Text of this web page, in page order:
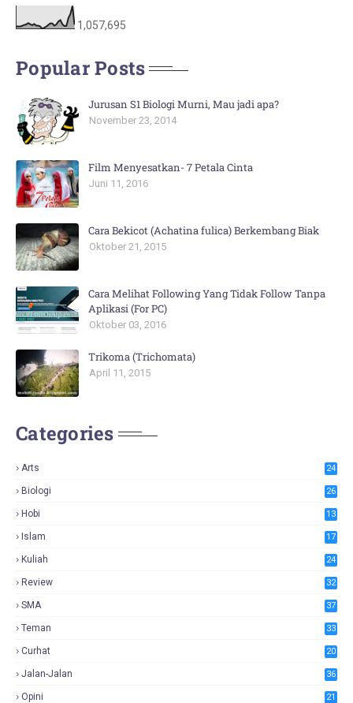
1,057,695
Popular Posts
Jurusan S1 Biologi Murni, Mau jadi apa?
November 23, 2014
Film Menyesatkan- 7 Petala Cinta
Juni 11, 2016
Cara Bekicot (Achatina fulica) Berkembang Biak
Oktober 21, 2015
Cara Melihat Following Yang Tidak Follow Tanpa
Aplikasi (For PC)
Oktober 03, 2016
Trikoma (Trichomata)
April 11, 2015
Categories
Arts 24
Biologi 26
Hobi 13
Islam 17
Kuliah 24
Review 32
SMA 37
Teman 33
Curhat 20
Jalan-Jalan 36
Opini 21